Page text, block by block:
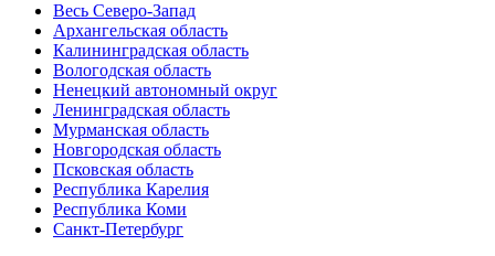
Весь Северо-Запад
Архангельская область
Калининградская область
Вологодская область
Ненецкий автономный округ
Ленинградская область
Мурманская область
Новгородская область
Псковская область
Республика Карелия
Республика Коми
Санкт-Петербург